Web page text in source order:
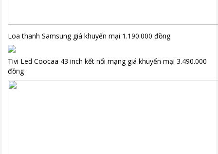
Loa thanh Samsung giá khuyến mại 1.190.000 đồng
Tivi Led Coocaa 43 inch kết nối mạng giá khuyến mại 3.490.000
đồng